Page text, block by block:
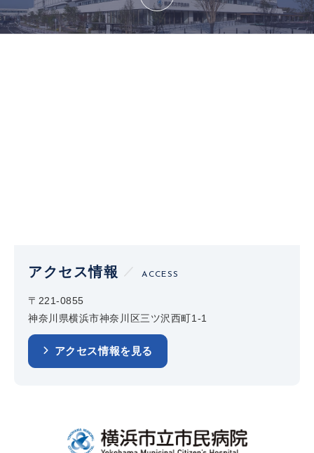
アクセス情報 ACCESS
〒221-0855
神奈川県横浜市神奈川区三ツ沢西町1-1
アクセス情報を見る